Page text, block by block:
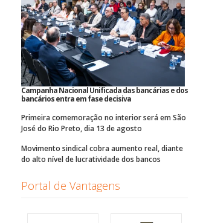
Campanha Nacional Unificada das bancárias e dos
bancários entra em fase decisiva
Primeira comemoração no interior será em São
José do Rio Preto, dia 13 de agosto
Movimento sindical cobra aumento real, diante
do alto nível de lucratividade dos bancos
Portal de Vantagens